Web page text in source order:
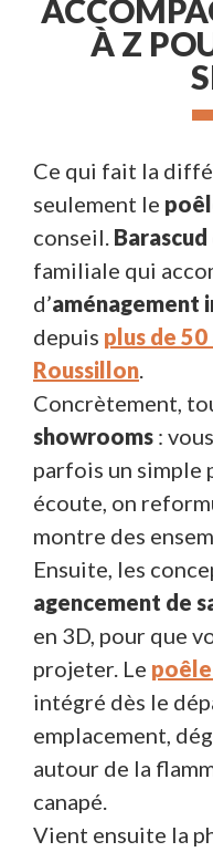
À Z
Ce qui fait la
seulement le
conseil. Barascud
familiale qui
d’aménagement
depuis plus de 50
Roussillon.
Concrètement,
showrooms :
parfois un simple
écoute, on
montre des
Ensuite, les
agencement de
en 3D, pour que
projeter. Le
intégré dès le
emplacement,
autour de la
canapé.
Vient ensuite la